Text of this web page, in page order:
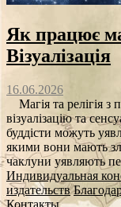
Як працює
Візуалізація
16.06.2026
Магія та релігія з
візуалізацію та
буддісти можуть
якими вони мають
чаклуни уявляють
Индивидуальная
издательств
Контакты